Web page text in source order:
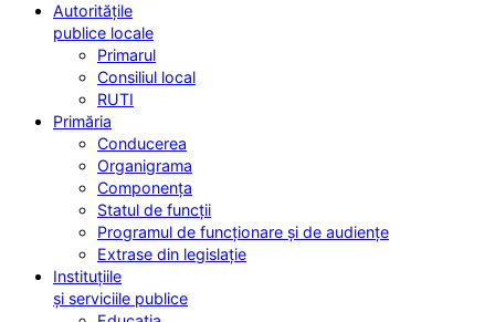
Autoritățile
publice locale
Primarul
Consiliul local
RUTI
Primăria
Conducerea
Organigrama
Componența
Statul de funcții
Programul de funcționare și de audiențe
Extrase din legislație
Instituțiile
și serviciile publice